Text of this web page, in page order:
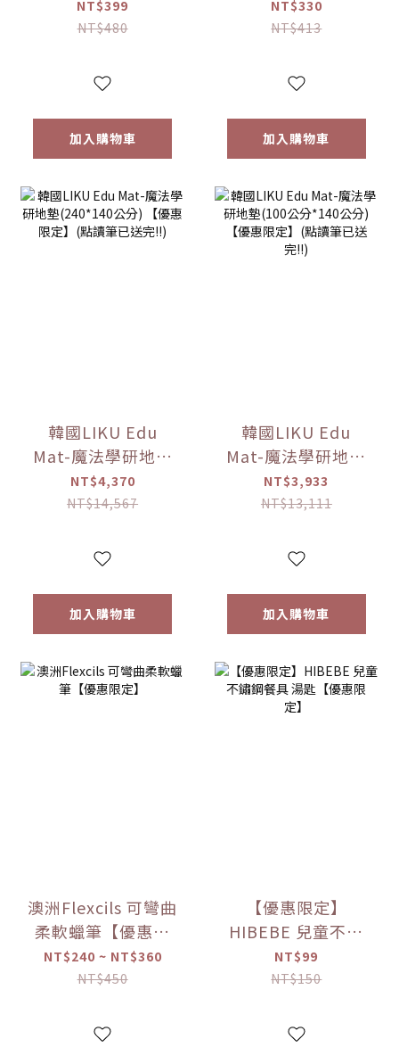
寶餐具【優惠限
NT$399
NT$480
加入購物車
手) -miffy 米菲兔
(右手)/(左手)【優
NT$330
NT$413
加入購物車
韓國LIKU Edu
Mat-魔法學研地墊
(240*140公分)
【優惠限定】(點讀
NT$4,370
NT$14,567
加入購物車
韓國LIKU Edu
Mat-魔法學研地墊
(100公分*140公分)
【優惠限定】(點讀
NT$3,933
NT$13,111
加入購物車
澳洲Flexcils 可彎曲
柔軟蠟筆【優惠限
定】
NT$240 ~ NT$360
NT$450
【優惠限定】
HIBEBE 兒童不鏽
鋼餐具 湯匙【優惠
限定】
NT$99
NT$150